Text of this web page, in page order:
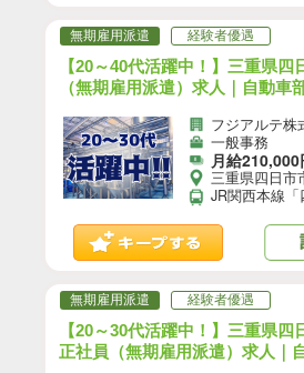
無期雇用派遣 経験者優遇
【20～40代活躍中！】三重県四
（無期雇用派遣）求人｜自動車
545-05-JP）【3】
フジアルテ株
一般事務
月給
三重県四日市
無期雇用派遣 経験者優遇
【20～30代活躍中！】三重県四
正社員（無期雇用派遣）求人｜